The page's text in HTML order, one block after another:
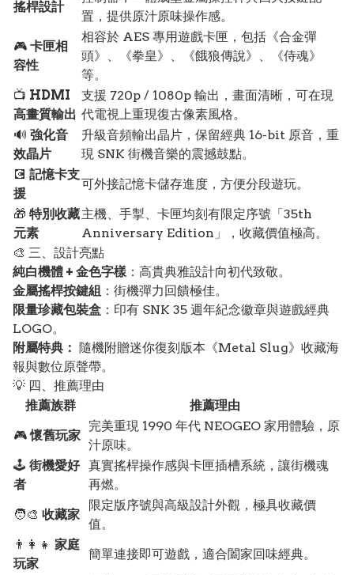
搖桿設計
置，提供原汁原味操作感。
🎮 卡匣相
容性
相容於 AES 專用遊戲卡匣，包括《合金彈
頭》、《拳皇》、《餓狼傳說》、《侍魂》
等。
📺 HDMI
高畫質輸出
支援 720p / 1080p 輸出，畫面清晰，可在現
代電視上重現復古像素風格。
🔊 強化音
效晶片
升級音頻輸出晶片，保留經典 16-bit 原音，重
現 SNK 街機音樂的震撼鼓點。
💽 記憶卡支
援
可外接記憶卡儲存進度，方便分段遊玩。
🎁 特別收藏
元素
主機、手掣、卡匣均刻有限定序號「35th
Anniversary Edition」，收藏價值極高。
🎨 三、設計亮點
純白機體 + 金色字樣 ：高貴典雅設計向初代致敬。
金屬搖桿按鍵組 ：街機彈力回饋極佳。
限量珍藏包裝盒 ：印有 SNK 35 週年紀念徽章與遊戲經典
LOGO。
附屬特典： 隨機附贈迷你復刻版本《Metal Slug》收藏海
報與數位原聲帶。
💡 四、推薦理由
推薦族群
推薦理由
🎮懷舊玩家
完美重現 1990 年代 NEOGEO 家用體驗，原
汁原味。
🕹️ 街機愛好
者
真實搖桿操作感與卡匣插槽系統，讓街機魂
再燃。
🧑‍🎨 收藏家
限定版序號與高級設計外觀，極具收藏價
值。
👨‍👩‍👧 家庭
玩家
簡單連接即可遊戲，適合闔家回味經典。